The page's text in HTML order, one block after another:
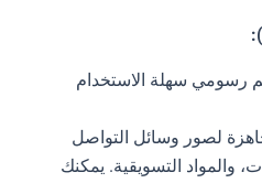
سهلة الاستخدام
لصور وسائل التواصل
والمواد التسويقية. يمكنك